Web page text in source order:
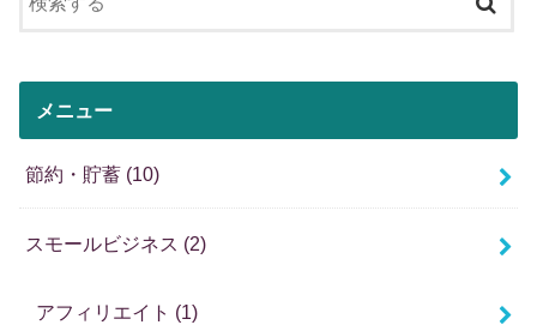
メニュー
節約・貯蓄 (10)
スモールビジネス (2)
アフィリエイト (1)